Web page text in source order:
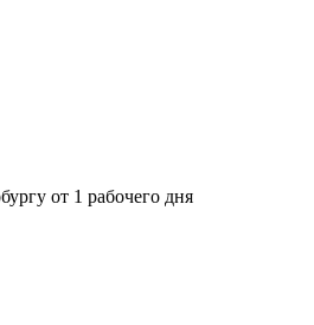
от 1 рабочего дня